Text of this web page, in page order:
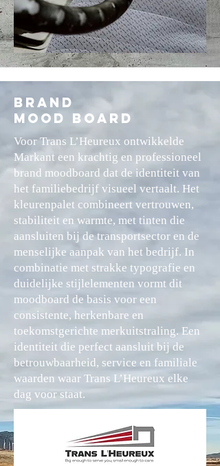
BRAND
MOOD BOARD
Voor Trans L’Heureux ontwikkelde
Markant een krachtig en professioneel
brand moodboard dat de identiteit van
het familiebedrijf visueel vertaalt. Het
kleurenpalet combineert vertrouwen,
stabiliteit en warmte, met tinten die
aansluiten bij de transportsector en de
menselijke aanpak van het bedrijf. In
combinatie met strakke typografie en
duidelijke stijlelementen vormt dit
moodboard de basis voor een
consistente, herkenbare en
toekomstgerichte merkuitstraling. Een
identiteit die perfect aansluit bij de
betrouwbaarheid, service en familiale
waarden waar Trans L’Heureux elke
dag voor staat.